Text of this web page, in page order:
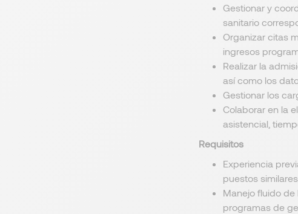
Gestionar y
sanitario
Organizar citas
ingresos
Realizar la
así como los
Gestionar los
Colaborar en la
asistencial,
Requisitos
Experiencia
puestos
Manejo fluido
programas de